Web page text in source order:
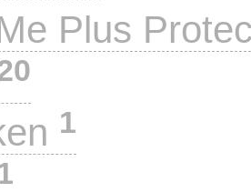
Plus
1